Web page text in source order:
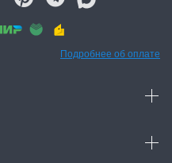
Подробнее об оплате